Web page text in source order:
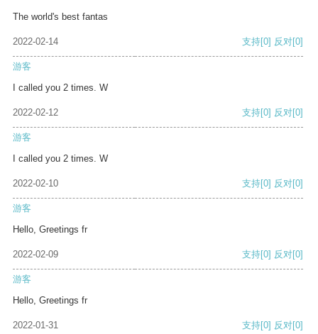
The world's best fantas
2022-02-14 支持[0] 反对[0]
游客
I called you 2 times. W
2022-02-12 支持[0] 反对[0]
游客
I called you 2 times. W
2022-02-10 支持[0] 反对[0]
游客
Hello, Greetings fr
2022-02-09 支持[0] 反对[0]
游客
Hello, Greetings fr
2022-01-31 支持[0] 反对[0]